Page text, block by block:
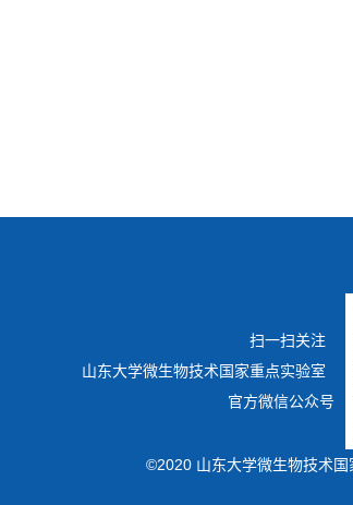
扫一扫关注
山东大学微生物技术国家重点实验室
官方微信公众号
©2020 山东大学微生物技术